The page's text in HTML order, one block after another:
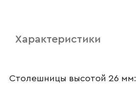
Характеристики
Столешницы высотой 26 мм: